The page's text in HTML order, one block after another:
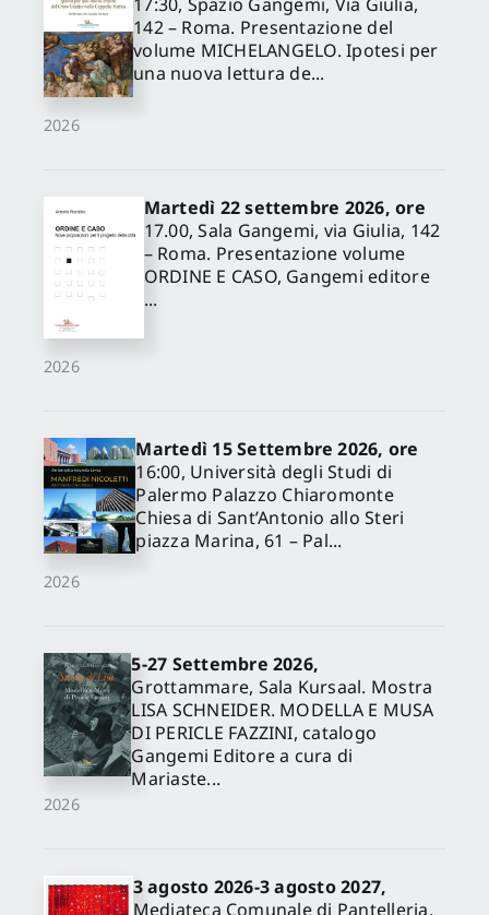
2026
142 – Roma. Presentazione del
volume MICHELANGELO. Ipotesi per
una nuova lettura de...
2026
Martedì 22 settembre 2026, ore
17.00, Sala Gangemi, via Giulia, 142
– Roma. Presentazione volume
ORDINE E CASO, Gangemi editore
...
2026
Martedì 15 Settembre 2026, ore
16:00, Università degli Studi di
Palermo Palazzo Chiaromonte
Chiesa di Sant’Antonio allo Steri
piazza Marina, 61 – Pal...
2026
5-27 Settembre 2026,
Grottammare, Sala Kursaal. Mostra
LISA SCHNEIDER. MODELLA E MUSA
DI PERICLE FAZZINI, catalogo
Gangemi Editore a cura di
Mariaste...
3 agosto 2026-3 agosto 2027,
Mediateca Comunale di Pantelleria,